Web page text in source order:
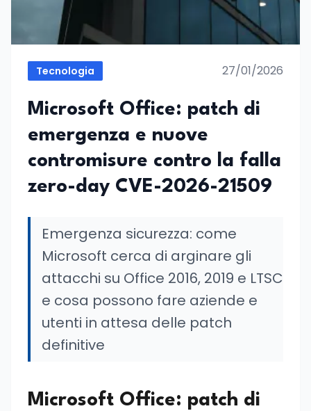
Tecnologia 27/01/2026
Microsoft Office: patch di
emergenza e nuove
contromisure contro la falla
zero-day CVE-2026-21509
Emergenza sicurezza: come
Microsoft cerca di arginare gli
attacchi su Office 2016, 2019 e LTSC
e cosa possono fare aziende e
utenti in attesa delle patch
definitive
Microsoft Office: patch di